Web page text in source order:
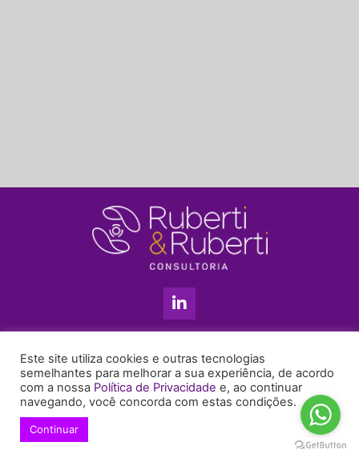
L
i
n
e
d
i
n
+55 11 99655-6439
enyruberti@ruberticonsultoria.com.br
Este site utiliza cookies e outras tecnologias
semelhantes para melhorar a sua experiência, de acordo
com a nossa Política de Privacidade e, ao continuar
navegando, você concorda com estas condições.
Continuar